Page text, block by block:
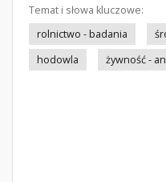
Temat i słowa kluczowe:
rolnictwo - badania
hodowla
żywność -